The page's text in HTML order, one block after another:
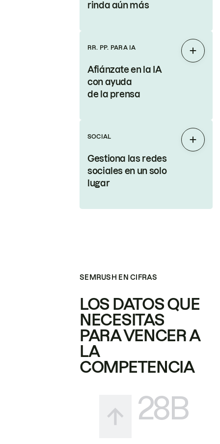
rinda aún más
RR. PP. PARA IA
Afiánzate en la IA
con ayuda
de la prensa
SOCIAL
Gestiona las redes
sociales en un solo
lugar
SEMRUSH EN CIFRAS
LOS DATOS QUE
NECESITAS
PARA VENCER A
LA
COMPETENCIA
28B